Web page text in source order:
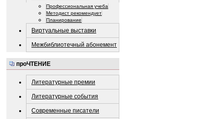
Профессиональная учеба
Методист рекомендует
Планирование
Виртуальные выставки
Межбиблиотечный абонемент
проЧТЕНИЕ
Литературные премии
Литературные события
Современные писатели